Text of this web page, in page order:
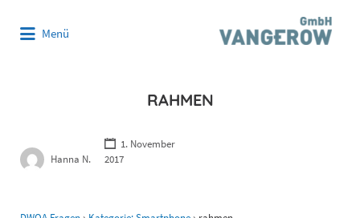
Menü
RAHMEN
Hanna N.
1. November
2017